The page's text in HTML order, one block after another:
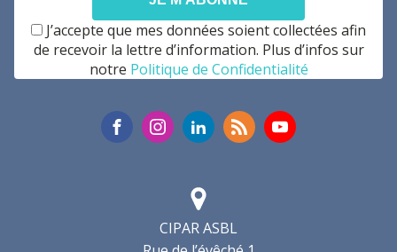
CIPAR ASBL
J’accepte que mes données soient collectées afin
de recevoir la lettre d’information. Plus d’infos sur
notre Politique de Confidentialité